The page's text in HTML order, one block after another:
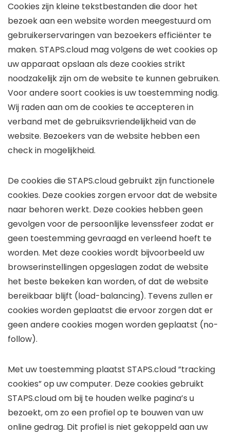
Cookies zijn kleine tekstbestanden die door het
bezoek aan een website worden meegestuurd om
gebruikerservaringen van bezoekers efficiënter te
maken. STAPS.cloud mag volgens de wet cookies op
uw apparaat opslaan als deze cookies strikt
noodzakelijk zijn om de website te kunnen gebruiken.
Voor andere soort cookies is uw toestemming nodig.
Wij raden aan om de cookies te accepteren in
verband met de gebruiksvriendelijkheid van de
website. Bezoekers van de website hebben een
check in mogelijkheid.
De cookies die STAPS.cloud gebruikt zijn functionele
cookies. Deze cookies zorgen ervoor dat de website
naar behoren werkt. Deze cookies hebben geen
gevolgen voor de persoonlijke levenssfeer zodat er
geen toestemming gevraagd en verleend hoeft te
worden. Met deze cookies wordt bijvoorbeeld uw
browserinstellingen opgeslagen zodat de website
het beste bekeken kan worden, of dat de website
bereikbaar blijft (load-balancing). Tevens zullen er
cookies worden geplaatst die ervoor zorgen dat er
geen andere cookies mogen worden geplaatst (no-
follow).
Met uw toestemming plaatst STAPS.cloud ”tracking
cookies” op uw computer. Deze cookies gebruikt
STAPS.cloud om bij te houden welke pagina’s u
bezoekt, om zo een profiel op te bouwen van uw
online gedrag. Dit profiel is niet gekoppeld aan uw